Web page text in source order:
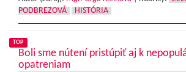
PODBREZOVÁ
HISTÓRIA
TOP
Boli sme nútení pristúpiť aj k
opatreniam